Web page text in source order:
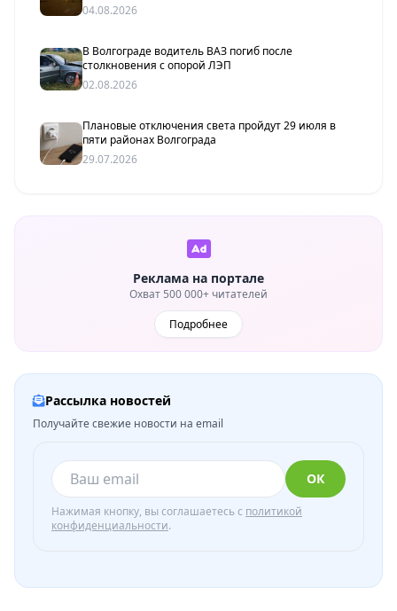
04.08.2026
В Волгограде водитель ВАЗ погиб после
столкновения с опорой ЛЭП
02.08.2026
Плановые отключения света пройдут 29 июля в
пяти районах Волгограда
29.07.2026
Реклама на портале
Охват 500 000+ читателей
Подробнее
Рассылка новостей
Получайте свежие новости на email
ОК
Нажимая кнопку, вы соглашаетесь с политикой
конфиденциальности.